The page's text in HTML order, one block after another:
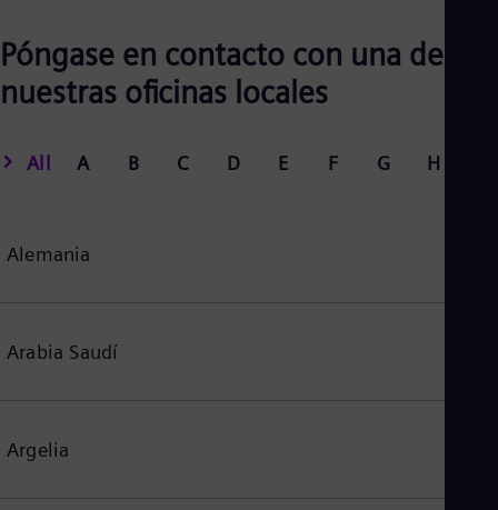
Póngase en contacto con una de
nuestras oficinas locales
All A B C D E F G H
Alemania
Arabia Saudí
Argelia